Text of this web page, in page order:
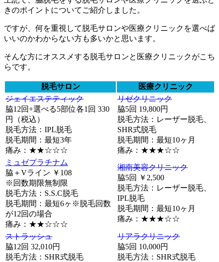
きのポイントについてご紹介しました。
ですが、何を重視して脱毛サロンや医療クリニックを選べば
いいのかわからない方も多いかと思います。
そんな方にオススメする脱毛サロンと医療クリニックがこち
らです。
脱毛サロン
医療クリニック
ジェイエステティック
脇12回+選べる5部位各1回 330
円（税込）
脱毛方法：IPL脱毛
脱毛期間：最短3年
痛み：★★☆☆☆
リゼクリニック
脇5回 19,800円
脱毛方法：レーザー脱毛、
SHR式脱毛
脱毛期間：最短10ヶ月
痛み：★★★☆☆
ミュゼプラチナム
脇＋Vライン ￥108
※回数期限無制限
脱毛方法：S.S.C脱毛
脱毛期間：最短6ヶ ※脱毛回数
が12回の場合
痛み：★★☆☆☆
湘南美容クリニック
脇5回 ￥2,500
脱毛方法：レーザー脱毛、
IPL脱毛
脱毛期間：最短10ヶ月
痛み：★★★☆☆
ストラッシュ
脇12回 32,010円
脱毛方法：SHR式脱毛
リアラクリニック
脇5回 10,000円
脱毛方法：SHR式脱毛